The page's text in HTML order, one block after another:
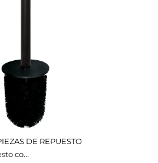
DE REPUESTO
negro